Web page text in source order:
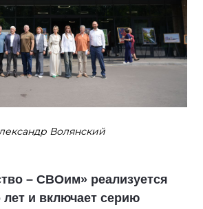
Волянский
– СВОим» реализуется
лет и включает серию